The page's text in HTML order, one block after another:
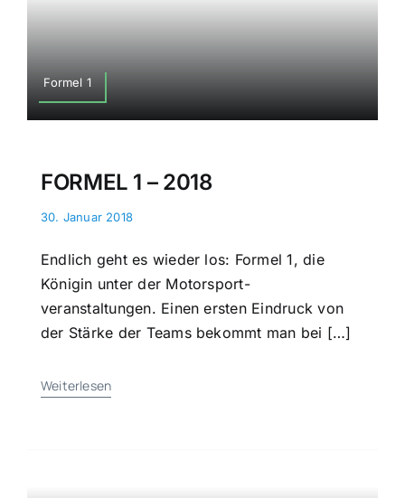
Formel 1
FORMEL 1 – 2018
30. Januar 2018
Endlich geht es wieder los: Formel 1, die
Königin unter der Motorsport-
veranstaltungen. Einen ersten Eindruck von
der Stärke der Teams bekommt man bei […]
Weiterlesen